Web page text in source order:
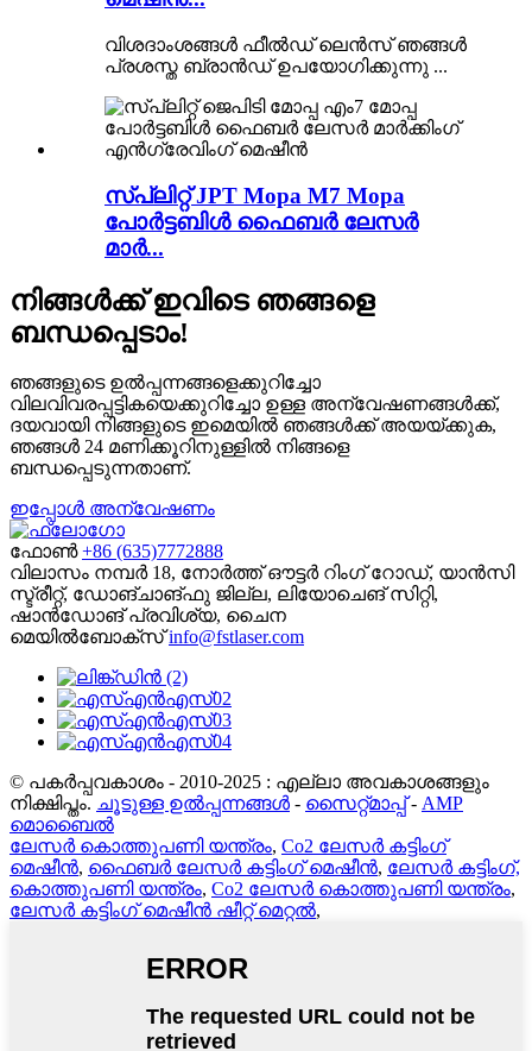
വിശദാംശങ്ങൾ ഫീൽഡ് ലെൻസ് ഞങ്ങൾ
പ്രശസ്ത ബ്രാൻഡ് ഉപയോഗിക്കുന്നു ...
സ്പ്ലിറ്റ് JPT Mopa M7 Mopa
പോർട്ടബിൾ ഫൈബർ ലേസർ
മാർ...
നിങ്ങൾക്ക് ഇവിടെ ഞങ്ങളെ
ബന്ധപ്പെടാം!
ഞങ്ങളുടെ ഉൽപ്പന്നങ്ങളെക്കുറിച്ചോ
വിലവിവരപ്പട്ടികയെക്കുറിച്ചോ ഉള്ള അന്വേഷണങ്ങൾക്ക്,
ദയവായി നിങ്ങളുടെ ഇമെയിൽ ഞങ്ങൾക്ക് അയയ്ക്കുക,
ഞങ്ങൾ 24 മണിക്കൂറിനുള്ളിൽ നിങ്ങളെ
ബന്ധപ്പെടുന്നതാണ്.
ഇപ്പോൾ അന്വേഷണം
ഫോൺ +86 (635)7772888
വിലാസം നമ്പർ 18, നോർത്ത് ഔട്ടർ റിംഗ് റോഡ്, യാൻസി
സ്ട്രീറ്റ്, ഡോങ്‌ചാങ്‌ഫു ജില്ല, ലിയോചെങ് സിറ്റി,
ഷാൻഡോങ് പ്രവിശ്യ, ചൈന
മെയിൽബോക്സ് info@fstlaser.com
© പകർപ്പവകാശം - 2010-2025 : എല്ലാ അവകാശങ്ങളും
നിക്ഷിപ്തം. ചൂടുള്ള ഉൽപ്പന്നങ്ങൾ - സൈറ്റ്മാപ്പ്- AMP
മൊബൈൽ
ലേസർ കൊത്തുപണി യന്ത്രം, Co2 ലേസർ കട്ടിംഗ്
മെഷീൻ, ഫൈബർ ലേസർ കട്ടിംഗ് മെഷീൻ, ലേസർ കട്ടിംഗ്,
കൊത്തുപണി യന്ത്രം, Co2 ലേസർ കൊത്തുപണി യന്ത്രം,
ലേസർ കട്ടിംഗ് മെഷീൻ ഷീറ്റ് മെറ്റൽ,